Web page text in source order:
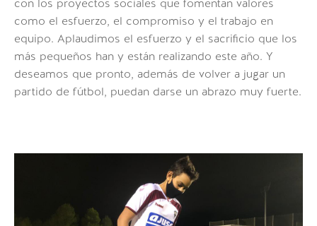
con los proyectos sociales que fomentan valores
como el esfuerzo, el compromiso y el trabajo en
equipo. Aplaudimos el esfuerzo y el sacrificio que los
más pequeños han y están realizando este año. Y
deseamos que pronto, además de volver a jugar un
partido de fútbol, puedan darse un abrazo muy fuerte.